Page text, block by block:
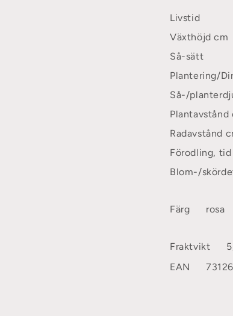
Livstid
Växthöjd cm
Så-sätt
Plantering/
Så-/
Plantavstånd
Radavstånd
Förodling, tid
Blom-/
Färg rosa
Fraktvikt
EAN